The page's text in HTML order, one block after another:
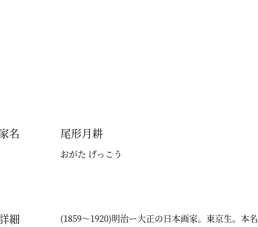
名 尾形月耕
おがた げっこう
細 (1859～1920)明治ー大正の日本画家。東京生。本名